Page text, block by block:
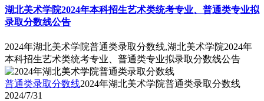
湖北美术学院2024年本科招生艺术类统考专业、普通类专业拟
录取分数线公告
2024年湖北美术学院普通类录取分数线,湖北美术学院2024年
本科招生艺术类统考专业、普通类专业拟录取分数线公告
普通类录取分数线2024年湖北美术学院普通类录取分数线
2024/7/31